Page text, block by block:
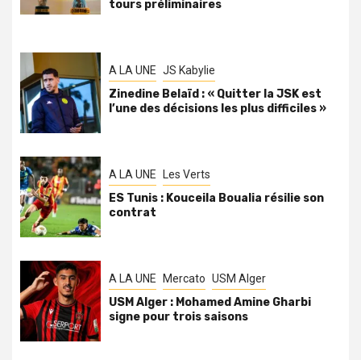
tours préliminaires
A LA UNE JS Kabylie
Zinedine Belaïd : « Quitter la JSK est
l’une des décisions les plus difficiles »
A LA UNE Les Verts
ES Tunis : Kouceila Boualia résilie son
contrat
A LA UNE Mercato USM Alger
USM Alger : Mohamed Amine Gharbi
signe pour trois saisons